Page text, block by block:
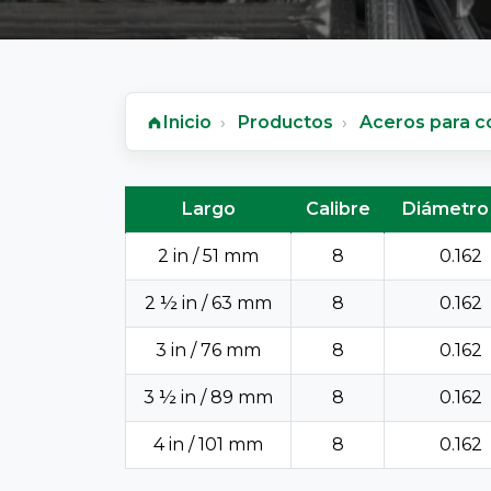
Inicio Productos Aceros para
Clavo para Concreto - ficha técnica
Largo Calibre Diámetro
2 in / 51 mm 8 0.162
2 ½ in / 63 mm 8 0.162
3 in / 76 mm 8 0.162
3 ½ in / 89 mm 8 0.162
4 in / 101 mm 8 0.162